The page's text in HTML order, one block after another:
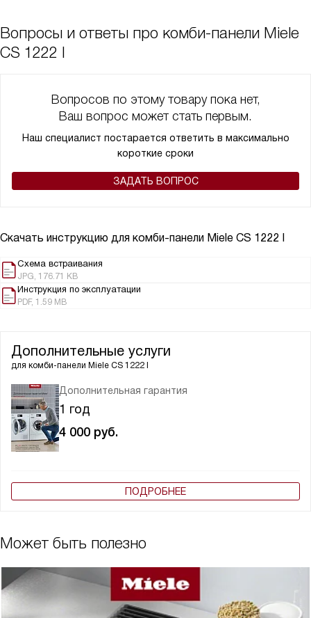
Вопросы и ответы про комби-панели Miele
CS 1222 I
Вопросов по этому товару пока нет,
Ваш вопрос может стать первым.
Наш специалист постарается ответить в максимально
короткие сроки
ЗАДАТЬ ВОПРОС
Скачать инструкцию для комби-панели Miele CS 1222 I
Схема встраивания
JPG, 176.71 KB
Инструкция по эксплуатации
PDF, 1.59 MB
Дополнительные услуги
для комби-панели Miele CS 1222 I
Дополнительная гарантия
1 год
4 000 руб.
ПОДРОБНЕЕ
Может быть полезно